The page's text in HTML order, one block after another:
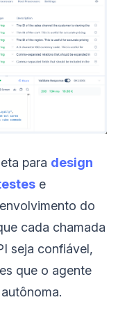
para design
e
do
cada chamada
seja confiável,
que o agente